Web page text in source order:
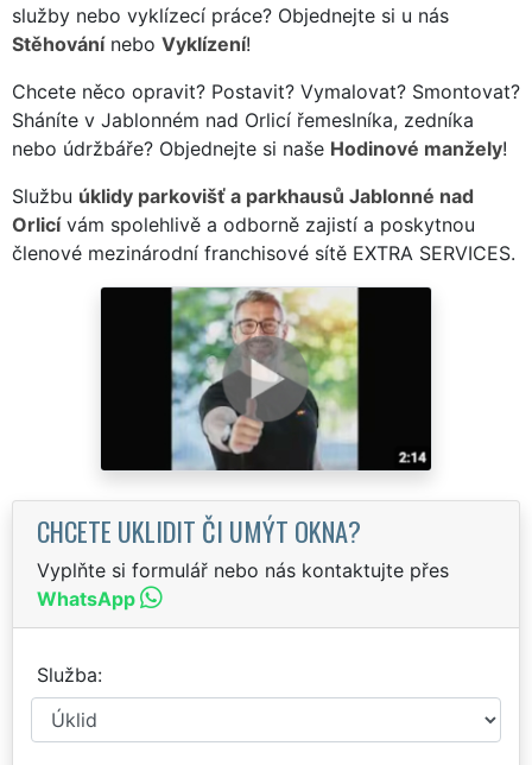
služby nebo vyklízecí práce? Objednejte si u nás
Stěhovánínebo Vyklízení!
Chcete něco opravit? Postavit? Vymalovat? Smontovat?
Sháníte v Jablonném nad Orlicí řemeslníka, zedníka
nebo údržbáře? Objednejte si naše Hodinové manžely!
Službu úklidy parkovišť a parkhausů Jablonné nad
Orlicívám spolehlivě a odborně zajistí a poskytnou
členové mezinárodní franchisové sítě EXTRA SERVICES.
CHCETE UKLIDIT ČI UMÝT OKNA?
Vyplňte si formulář nebo nás kontaktujte přes
WhatsApp
Služba